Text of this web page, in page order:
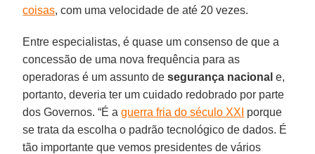
coisas, com uma velocidade de até 20 vezes.
Entre especialistas, é quase um consenso de que a
concessão de uma nova frequência para as
operadoras é um assunto de segurança nacional e,
portanto, deveria ter um cuidado redobrado por parte
dos Governos. “É aguerra fria do século XXI porque
se trata da escolha o padrão tecnológico de dados. É
tão importante que vemos presidentes de vários